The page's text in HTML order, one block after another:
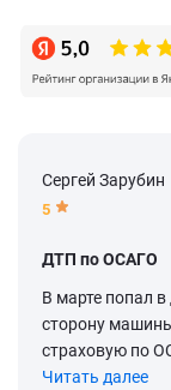
Сергей Зарубин
5
ДТП по ОСАГО
В марте попал
сторону
страховую по
Читать далее